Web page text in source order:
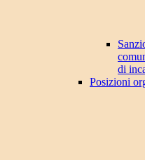
di
Posizioni